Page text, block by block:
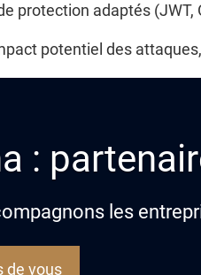
protection adaptés (JWT,
potentiel des
:
les
de vous